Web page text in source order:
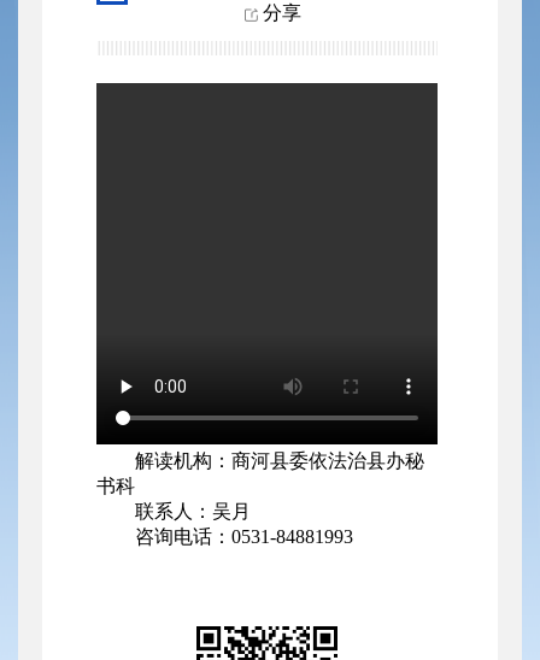
分享
解读机构：商河县委依法治县办秘
书科
联系人：吴月
咨询电话：0531-84881993